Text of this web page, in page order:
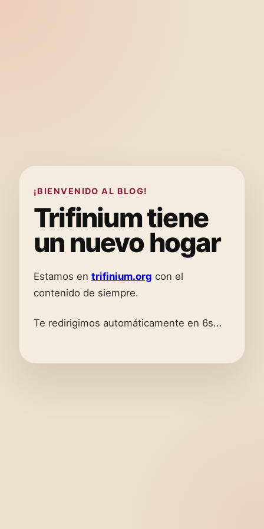
¡BIENVENIDO AL BLOG!
Trifinium tiene
un nuevo hogar
Estamos en trifinium.org con el
contenido de siempre.
Te redirigimos automáticamente en 6s...